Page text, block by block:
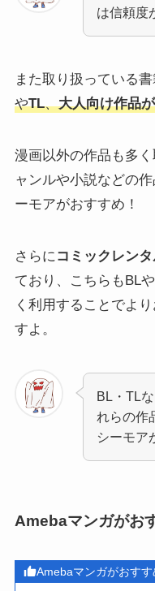
は信頼度
また取り扱っている
やTL、大人向け作品
漫画以外の作品も多
ャンルや小説などの
ーモアがおすすめ！
さらにコミックレン
ており、こちらもBL
く利用することでよ
すよ。
BL・TL
れらの作
シーモア
Amebaマンガがお
Amebaマンガがおすす